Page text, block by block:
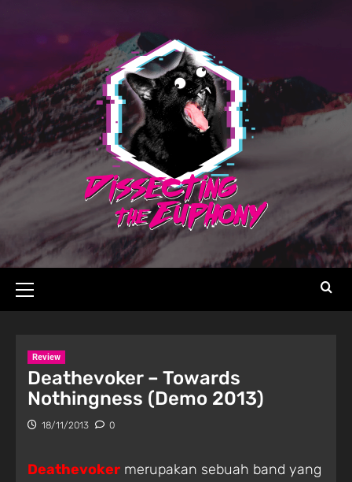
Review
Deathevoker – Towards
Nothingness (Demo 2013)
18/11/2013 0
Deathevoker merupakan sebuah band yang